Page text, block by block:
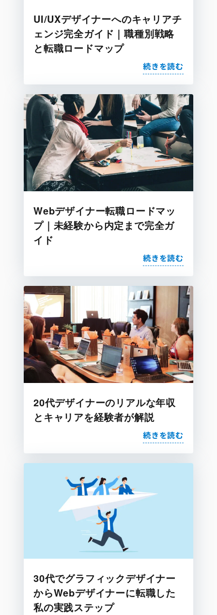
UI/UXデザイナーへのキャリアチ
ェンジ完全ガイド｜職種別戦略
と転職ロードマップ
続きを読む
Webデザイナー転職ロードマッ
プ｜未経験から内定まで完全ガ
イド
続きを読む
20代デザイナーのリアルな年収
とキャリアを経験者が解説
続きを読む
30代でグラフィックデザイナー
からWebデザイナーに転職した
私の実践ステップ